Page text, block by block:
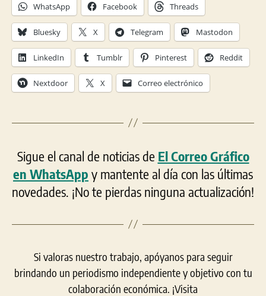
WhatsApp Facebook Threads
Bluesky X Telegram Mastodon
LinkedIn Tumblr Pinterest Reddit
Nextdoor X Correo electrónico
Sigue el canal de noticias de El Correo Gráfico
en WhatsApp y mantente al día con las últimas
novedades. ¡No te pierdas ninguna actualización!
Si valoras nuestro trabajo, apóyanos para seguir
brindando un periodismo independiente y objetivo con tu
colaboración económica. ¡Visita